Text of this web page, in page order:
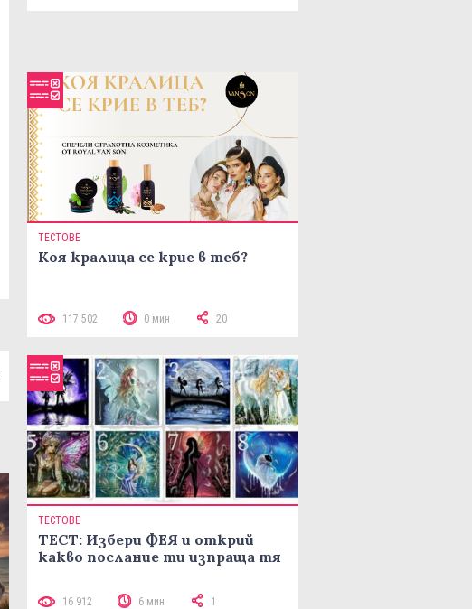
ТЕСТОВЕ
Коя кралица се крие в теб?
117 502 0 мин 20
ТЕСТОВЕ
ТЕСТ: Избери ФЕЯ и открий
какво послание ти изпраща тя
16 912 6 мин 1